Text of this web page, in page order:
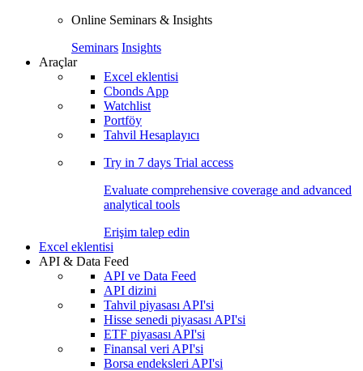
Online Seminars & Insights
Seminars Insights
Araçlar
Excel eklentisi
Cbonds App
Watchlist
Portföy
Tahvil Hesaplayıcı
Try in 7 days Trial access
Evaluate comprehensive coverage and advanced
analytical tools
Erişim talep edin
Excel eklentisi
API & Data Feed
API ve Data Feed
API dizini
Tahvil piyasası API'si
Hisse senedi piyasası API'si
ETF piyasası API'si
Finansal veri API'si
Borsa endeksleri API'si